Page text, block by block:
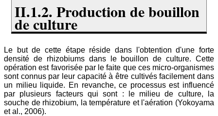
II.1.2. Production de bouillon
de culture
Le but de cette étape réside dans l'obtention d'une forte
densité de rhizobiums dans le bouillon de culture. Cette
opération est favorisée par le faite que ces micro-organismes
sont connus par leur capacité à être cultivés facilement dans
un milieu liquide. En revanche, ce processus est influencé
par plusieurs facteurs qui sont : le milieu de culture, la
souche de rhizobium, la température et l'aération (Yokoyama
et al., 2006).